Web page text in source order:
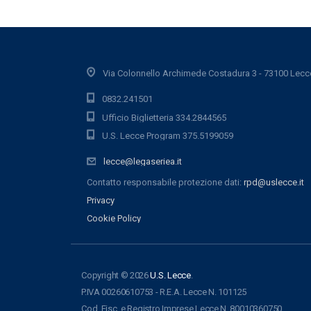
Via Colonnello Archimede Costadura 3 - 73100
0832.241501
Ufficio Biglietteria 334.2844565
U.S. Lecce Program 375.5199059
lecce@legaseriea.it
Contatto responsabile protezione dati: rpd@uslecce.it
Privacy
Cookie Policy
Copyright © 2026U.S. Lecce.
P.IVA 00260610753 - R.E.A. Lecce N. 101125
Cod. Fisc. e Registro Imprese Lecce N. 80010360750